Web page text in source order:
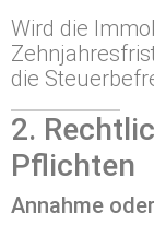
Wird die
die
2.
Pflichten
Annahme